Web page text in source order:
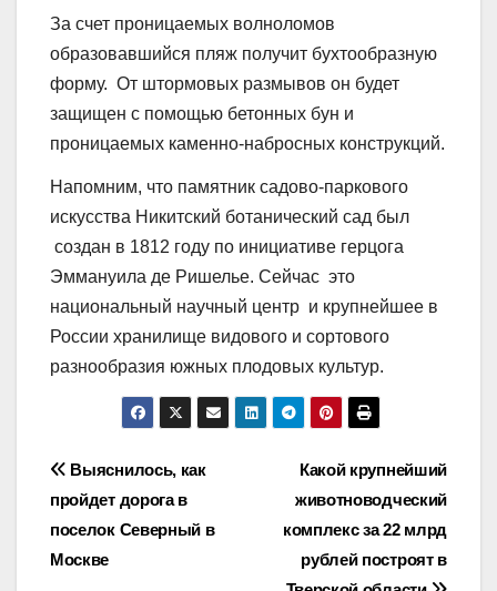
За счет проницаемых волноломов
образовавшийся пляж получит бухтообразную
форму. От штормовых размывов он будет
защищен с помощью бетонных бун и
проницаемых каменно-набросных конструкций.
Напомним, что памятник садово-паркового
искусства Никитский ботанический сад был
создан в 1812 году по инициативе герцога
Эммануила де Ришелье. Сейчас это
национальный научный центр и крупнейшее в
России хранилище видового и сортового
разнообразия южных плодовых культур.
Навигация
по
записям
Какой крупнейший
животноводческий
комплекс за 22 млрд
рублей построят в
Выяснилось, как
пройдет дорога в
поселок Северный в
Москве